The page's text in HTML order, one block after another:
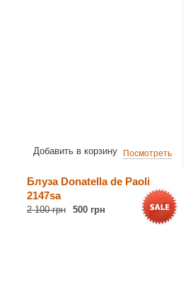
Добавить в корзину Посмотреть
Блуза Donatella de Paoli
2147sa
2 100 грн 500 грн